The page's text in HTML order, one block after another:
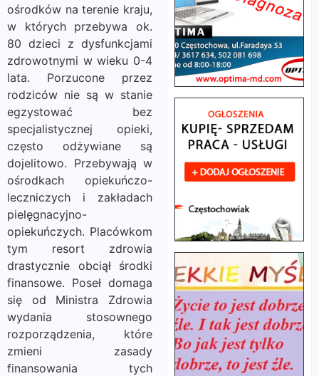
ośrodków na terenie kraju,
w których przebywa ok.
80 dzieci z dysfunkcjami
zdrowotnymi w wieku 0-4
lata. Porzucone przez
rodziców nie są w stanie
egzystować bez
specjalistycznej opieki,
często odżywiane są
dojelitowo. Przebywają w
ośrodkach opiekuńczo-
leczniczych i zakładach
pielęgnacyjno-
opiekuńczych. Placówkom
tym resort zdrowia
drastycznie obciął środki
finansowe. Poseł domaga
się od Ministra Zdrowia
wydania stosownego
rozporządzenia, które
zmieni zasady
finansowania tych